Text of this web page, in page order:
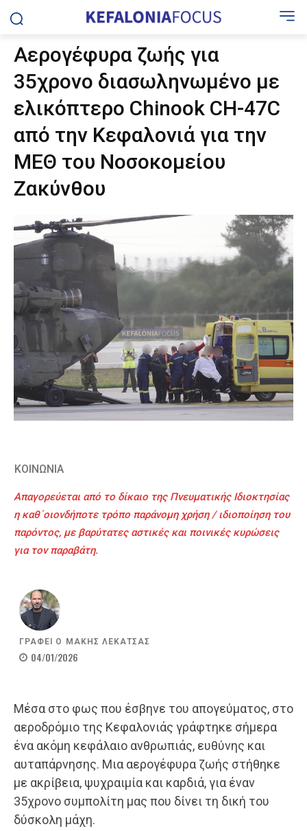
Αερογέφυρα ζωής για
35χρονο διασωληνωμένο με
ελικόπτερο Chinook CH-47C
από την Κεφαλονιά για την
ΜΕΘ του Νοσοκομείου
Ζακύνθου
ΚΟΙΝΩΝΙΑ
Απαγορεύεται από το δίκαιο της Πνευματικής Ιδιοκτησίας
η καθ΄οιονδήποτε τρόπο παράνομη χρήση / ιδιοποίηση του
παρόντος, με βαρύτατες αστικές και ποινικές κυρώσεις
για τον παραβάτη.
ΓΡΑΦΕΙ Ο ΜΑΚΗΣ ΛΕΚΑΤΣΑΣ
04/01/2026
Μέσα στο φως που έσβηνε του απογεύματος, στο
αεροδρόμιο της Κεφαλονιάς γράφτηκε σήμερα
ένα ακόμη κεφάλαιο ανθρωπιάς, ευθύνης και
αυταπάρνησης. Μια αερογέφυρα ζωής στήθηκε
με ακρίβεια, ψυχραιμία και καρδιά, για έναν
35χρονο συμπολίτη μας που δίνει τη δική του
δύσκολη μάχη.